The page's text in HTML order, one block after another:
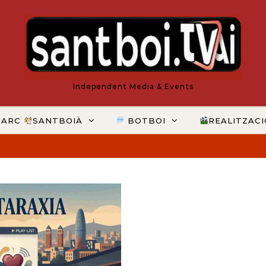
Independent Media & Events
SANTBOIÀ BOTBOI